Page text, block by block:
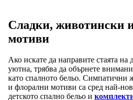
Сладки, животински
мотиви
Ако искате да направите стаята
уютна, трябва да обърнете
като спалното бельо. Симпатични
и флорални мотиви са сред най-
детското спално бельо и